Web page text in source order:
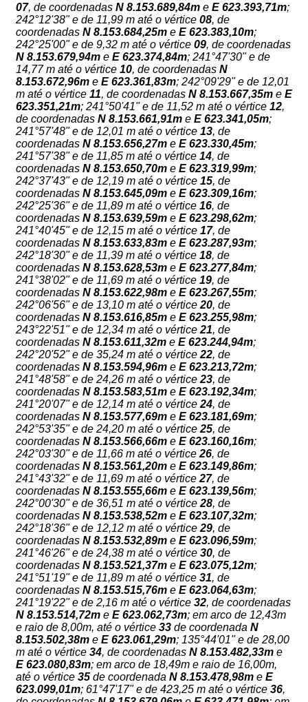
07, de coordenadas N 8.153.689,84m e E 623.393,71m;
242°12'38" e de 11,99 m até o vértice 08, de
coordenadas N 8.153.684,25m e E 623.383,10m;
242°25'00" e de 9,32 m até o vértice 09, de coordenadas
N 8.153.679,94m e E 623.374,84m; 241°47'30" e de
14,77 m até o vértice 10, de coordenadas N
8.153.672,96m e E 623.361,83m; 242°09'29" e de 12,01
m até o vértice 11, de coordenadas N 8.153.667,35m e E
623.351,21m; 241°50'41" e de 11,52 m até o vértice 12,
de coordenadas N 8.153.661,91m e E 623.341,05m;
241°57'48" e de 12,01 m até o vértice 13, de
coordenadas N 8.153.656,27m e E 623.330,45m;
241°57'38" e de 11,85 m até o vértice 14, de
coordenadas N 8.153.650,70m e E 623.319,99m;
242°37'43" e de 12,19 m até o vértice 15, de
coordenadas N 8.153.645,09m e E 623.309,16m;
242°25'36" e de 11,89 m até o vértice 16, de
coordenadas N 8.153.639,59m e E 623.298,62m;
241°40'45" e de 12,15 m até o vértice 17, de
coordenadas N 8.153.633,83m e E 623.287,93m;
242°18'30" e de 11,39 m até o vértice 18, de
coordenadas N 8.153.628,53m e E 623.277,84m;
241°38'02" e de 11,69 m até o vértice 19, de
coordenadas N 8.153.622,98m e E 623.267,55m;
242°06'56" e de 13,10 m até o vértice 20, de
coordenadas N 8.153.616,85m e E 623.255,98m;
243°22'51" e de 12,34 m até o vértice 21, de
coordenadas N 8.153.611,32m e E 623.244,94m;
242°20'52" e de 35,24 m até o vértice 22, de
coordenadas N 8.153.594,96m e E 623.213,72m;
241°48'58" e de 24,26 m até o vértice 23, de
coordenadas N 8.153.583,51m e E 623.192,34m;
241°20'07" e de 12,14 m até o vértice 24, de
coordenadas N 8.153.577,69m e E 623.181,69m;
242°53'35" e de 24,20 m até o vértice 25, de
coordenadas N 8.153.566,66m e E 623.160,16m;
242°03'30" e de 11,66 m até o vértice 26, de
coordenadas N 8.153.561,20m e E 623.149,86m;
241°43'32" e de 11,69 m até o vértice 27, de
coordenadas N 8.153.555,66m e E 623.139,56m;
242°00'30" e de 36,51 m até o vértice 28, de
coordenadas N 8.153.538,52m e E 623.107,32m;
242°18'36" e de 12,12 m até o vértice 29, de
coordenadas N 8.153.532,89m e E 623.096,59m;
241°46'26" e de 24,38 m até o vértice 30, de
coordenadas N 8.153.521,37m e E 623.075,12m;
241°51'19" e de 11,89 m até o vértice 31, de
coordenadas N 8.153.515,76m e E 623.064,63m;
241°19'22" e de 2,16 m até o vértice 32, de coordenadas
N 8.153.514,72m e E 623.062,73m; em arco de 12,43m
e raio de 8,00m, até o vértice 33 de coordenada N
8.153.502,38m e E 623.061,29m; 135°44'01" e de 28,00
m até o vértice 34, de coordenadas N 8.153.482,33m e
E 623.080,83m; em arco de 18,49m e raio de 16,00m,
até o vértice 35 de coordenada N 8.153.478,98m e E
623.099,01m; 61°47'17" e de 423,25 m até o vértice 36,